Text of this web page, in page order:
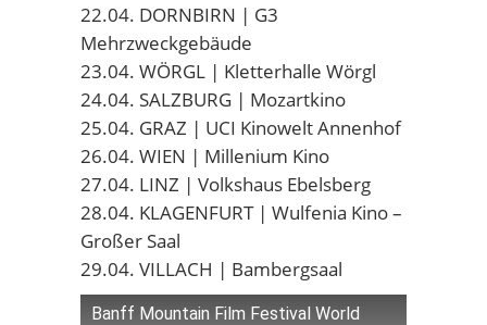
22.04. DORNBIRN | G3
Mehrzweckgebäude
23.04. WÖRGL | Kletterhalle Wörgl
24.04. SALZBURG | Mozartkino
25.04. GRAZ | UCI Kinowelt Annenhof
26.04. WIEN | Millenium Kino
27.04. LINZ | Volkshaus Ebelsberg
28.04. KLAGENFURT | Wulfenia Kino –
Großer Saal
29.04. VILLACH | Bambergsaal
Banff Mountain Film Festival World